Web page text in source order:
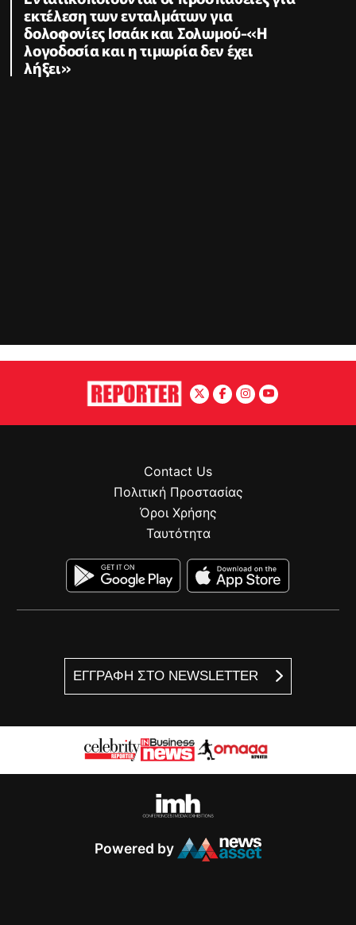
εκτέλεση των ενταλμάτων για
δολοφονίες Ισαάκ και Σολωμού-«Η
λογοδοσία και η τιμωρία δεν έχει
λήξει»
ΕΓΓΡΑΦΗ ΣΤΟ NEWSLETTER
Contact Us
Πολιτική Προστασίας
Όροι Χρήσης
Ταυτότητα
Powered by